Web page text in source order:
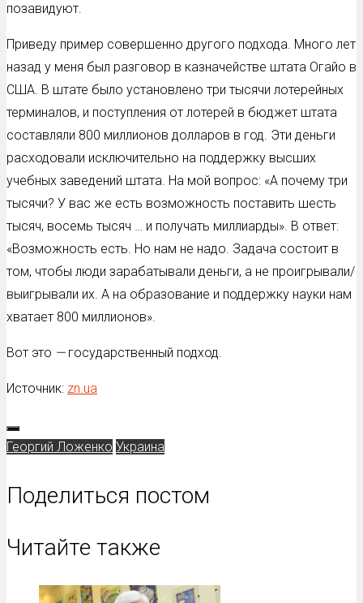
позавидуют.
Приведу пример совершенно другого подхода. Много лет
назад у меня был разговор в казначействе штата Огайо в
США. В штате было установлено три тысячи лотерейных
терминалов, и поступления от лотерей в бюджет штата
составляли 800 миллионов долларов в год. Эти деньги
расходовали исключительно на поддержку высших
учебных заведений штата. На мой вопрос: «А почему три
тысячи? У вас же есть возможность поставить шесть
тысяч, восемь тысяч … и получать миллиарды». В ответ:
«Возможность есть. Но нам не надо. Задача состоит в
том, чтобы люди зарабатывали деньги, а не проигрывали/
выигрывали их. А на образование и поддержку науки нам
хватает 800 миллионов».
Вот это —государственный подход.
Источник: zn.ua
Георгий Ложенко Украина
Поделиться постом
Читайте также